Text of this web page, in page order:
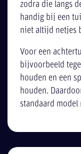
zodra die langs
handig bij een
niet altijd netjes
Voor een
bijvoorbeeld
houden en een
houden.
standaard model